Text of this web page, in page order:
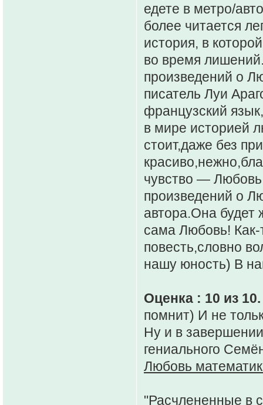
едете в метро/
более читается
история, в
во время
произведений о
писатель Луи
французский
в мире историей
стоит,даже без
чувство —
произведений о
автора.Она будет
сама Любовь!
повесть,словно
нашу юность) В
Оценка : 10 из 10.
помнит) И не
Ну и в
гениального
Любовь
"Расчлененные в